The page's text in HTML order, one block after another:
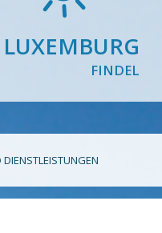
LUXEMBURG
FINDEL